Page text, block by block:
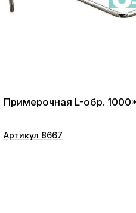
Примерочная L-обр.
Артикул 8667